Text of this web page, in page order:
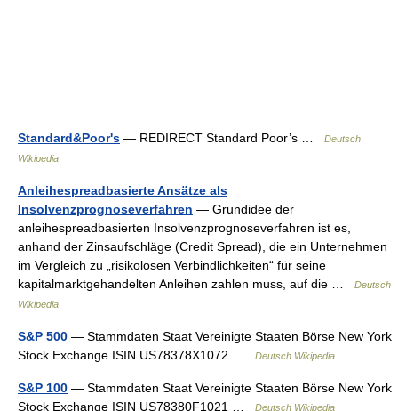
Standard&Poor's — REDIRECT Standard Poor’s …
Deutsch
Wikipedia
Anleihespreadbasierte Ansätze als
Insolvenzprognoseverfahren — Grundidee der
anleihespreadbasierten Insolvenzprognoseverfahren ist es,
anhand der Zinsaufschläge (Credit Spread), die ein Unternehmen
im Vergleich zu „risikolosen Verbindlichkeiten“ für seine
kapitalmarktgehandelten Anleihen zahlen muss, auf die …
Deutsch
Wikipedia
S&P 500 — Stammdaten Staat Vereinigte Staaten Börse New York
Stock Exchange ISIN US78378X1072 …
Deutsch Wikipedia
S&P 100 — Stammdaten Staat Vereinigte Staaten Börse New York
Stock Exchange ISIN US78380F1021 …
Deutsch Wikipedia